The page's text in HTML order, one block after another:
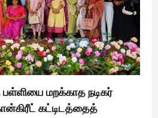
பள்ளியை மறக்காத நடிகர்
கட்டிடத்தைத்